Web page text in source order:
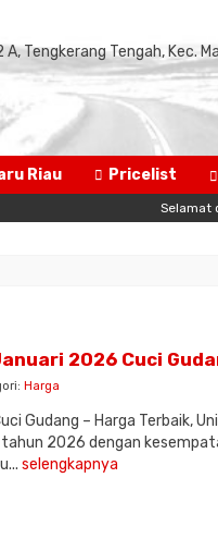
Tengkerang Tengah, Kec.
Riau Pricelist
Selamat datang
2026 Cuci
Harga
Gudang – Harga Terbaik,
2026 dengan
selengkapnya